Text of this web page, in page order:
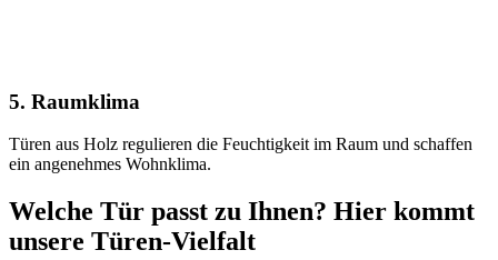
5. Raumklima
Türen aus Holz regulieren die Feuchtigkeit im Raum und schaffen
ein angenehmes Wohnklima.
Welche Tür passt zu Ihnen? Hier kommt
unsere Türen-Vielfalt